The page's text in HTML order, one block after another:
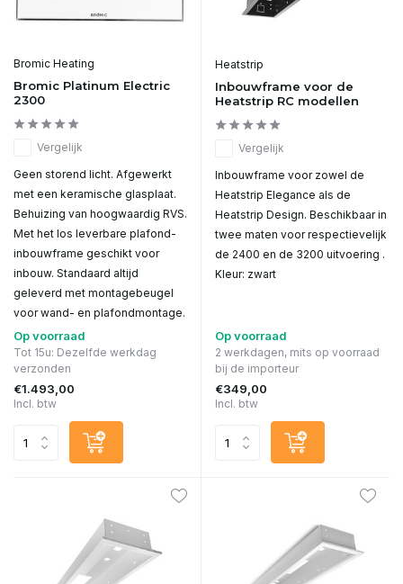
Bromic Heating
Bromic Platinum Electric
2300
Vergelijk
Geen storend licht. Afgewerkt
met een keramische glasplaat.
Behuizing van hoogwaardig RVS.
Met het los leverbare plafond-
inbouwframe geschikt voor
inbouw. Standaard altijd
geleverd met montagebeugel
voor wand- en plafondmontage.
Op voorraad
Tot 15u: Dezelfde werkdag
verzonden
€1.493,00
Incl. btw
Heatstrip
Inbouwframe voor de
Heatstrip RC modellen
Vergelijk
Inbouwframe voor zowel de
Heatstrip Elegance als de
Heatstrip Design. Beschikbaar in
twee maten voor respectievelijk
de 2400 en de 3200 uitvoering .
Kleur: zwart
Op voorraad
2 werkdagen, mits op voorraad
bij de importeur
€349,00
Incl. btw